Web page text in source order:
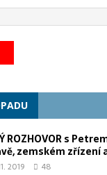
ROZHOVOR s
zemském zřízení
2019 48